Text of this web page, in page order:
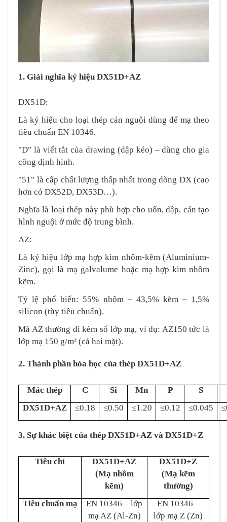
1. Giải nghĩa ký hiệu DX51D+AZ
DX51D:
Là ký hiệu cho loại thép cán nguội dùng để mạ theo
tiêu chuẩn EN 10346.
"D" là viết tắt của drawing (dập kéo) – dùng cho gia
công định hình.
"51" là cấp chất lượng thấp nhất trong dòng DX (cao
hơn có DX52D, DX53D…).
Nghĩa là loại thép này phù hợp cho uốn, dập, cán tạo
hình nguội ở mức độ trung bình.
AZ:
Là ký hiệu lớp mạ hợp kim nhôm-kẽm (Aluminium-
Zinc), gọi là mạ galvalume hoặc mạ hợp kim nhôm
kẽm.
Tỷ lệ phổ biến: 55% nhôm – 43,5% kẽm – 1,5%
silicon (tùy tiêu chuẩn).
Mã AZ thường đi kèm số lớp mạ, ví dụ: AZ150 tức là
lớp mạ 150 g/m² (cả hai mặt).
2. Thành phần hóa học của thép DX51D+AZ
Mác thép C Si Mn P
S
DX51D+AZ
≤0.18 ≤0.50 ≤1.20 ≤0.12 ≤0.045
3. Sự khác biệt của thép DX51D+AZ và DX51D+Z
Tiêu chí
DX51D+AZ
(Mạ nhôm
kẽm)
DX51D+Z
(Mạ kẽm
thường)
Tiêu chuẩn mạ
EN 10346 – lớp
mạ AZ (Al-Zn)
EN 10346 –
lớp mạ Z (Zn)